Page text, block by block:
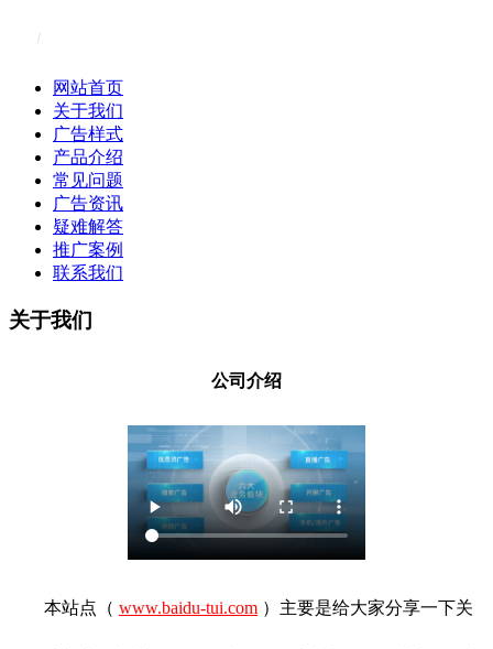
网站首页
关于我们
广告样式
产品介绍
常见问题
广告资讯
疑难解答
推广案例
联系我们
关于我们
公司介绍
本站点（ www.baidu-tui.com ）主要是给大家分享一下关